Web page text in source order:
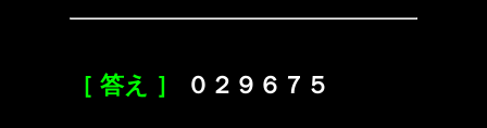
［ 答え ］ ０２９６７５